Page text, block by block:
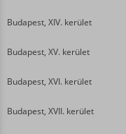
Budapest, XIV. kerület
Budapest, XV. kerület
Budapest, XVI. kerület
Budapest, XVII. kerület